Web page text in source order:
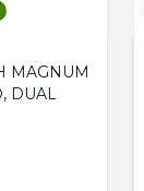
MAGNUM
DUAL